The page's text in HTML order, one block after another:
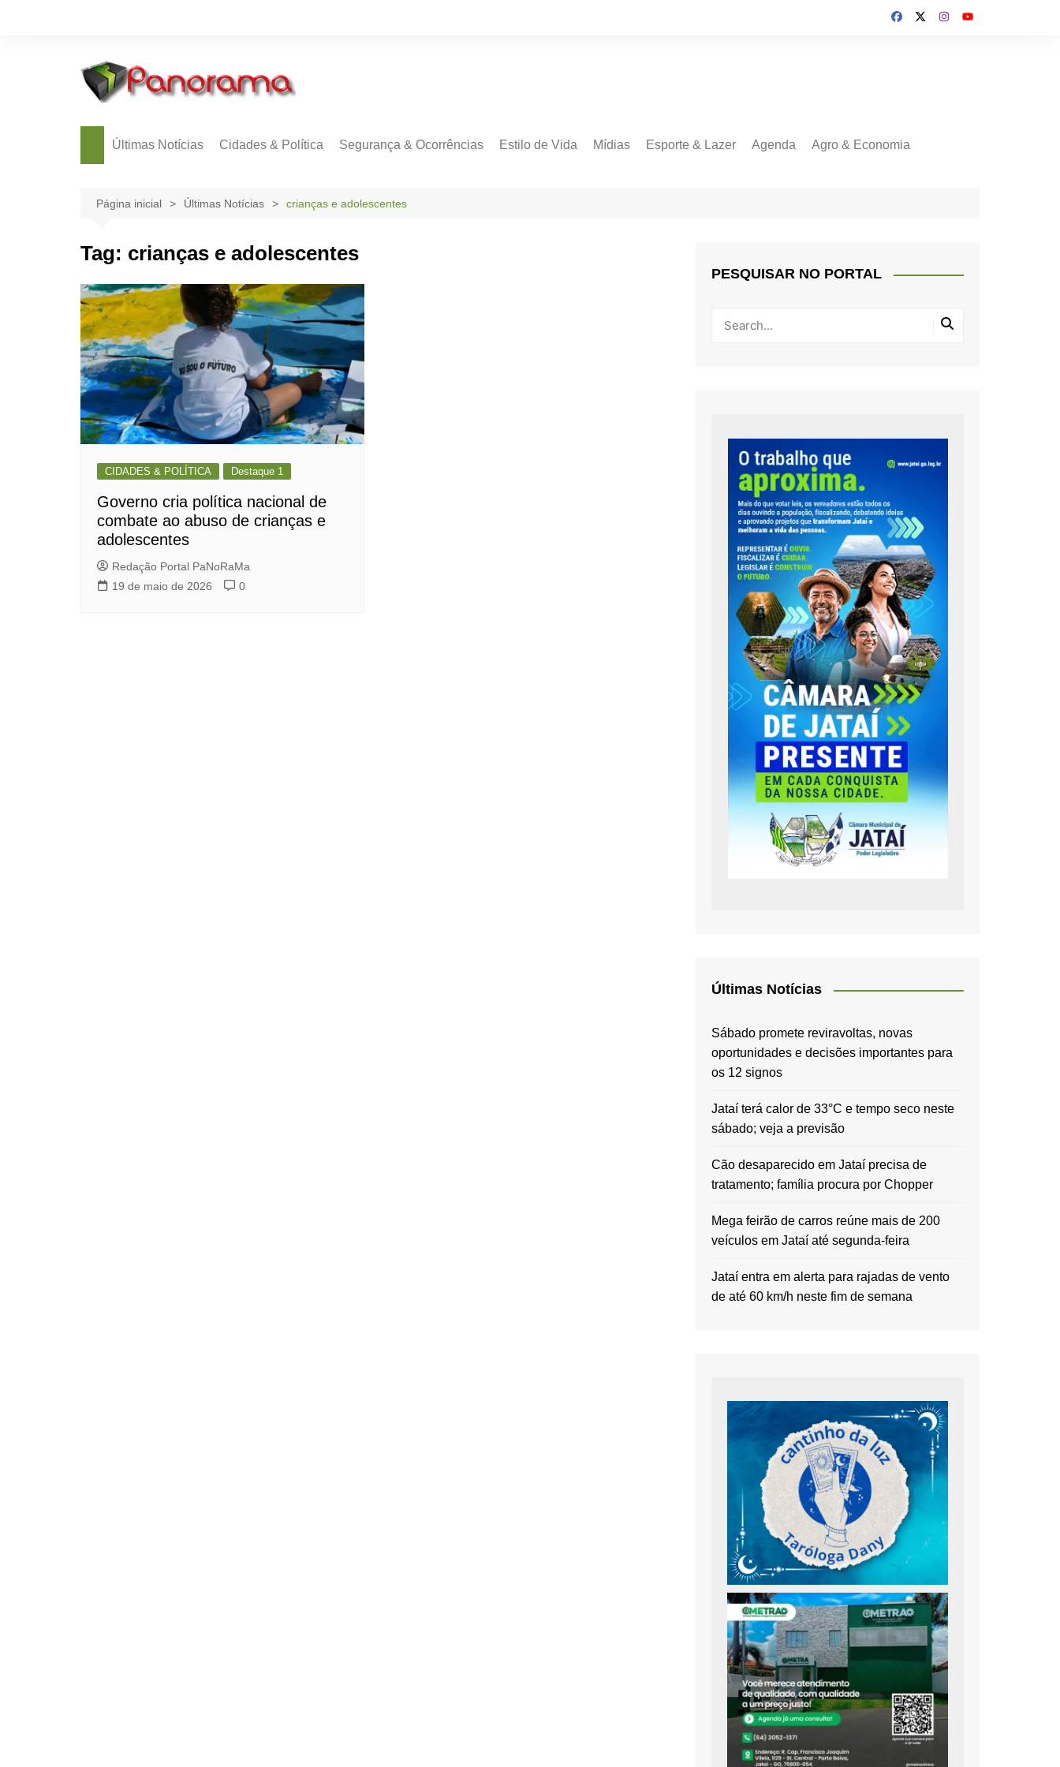
Últimas Notícias Cidades & Política Segurança & Ocorrências Estilo de Vida Mídias Esporte & Lazer Agenda Agro & Economia
Página inicial Últimas Notícias crianças e adolescentes
Tag: crianças e adolescentes
CIDADES & POLÍTICA Destaque 1
Governo cria política nacional de
combate ao abuso de crianças e
adolescentes
Redação Portal PaNoRaMa
19 de maio de 2026
0
PESQUISAR NO PORTAL
Últimas Notícias
Sábado promete reviravoltas, novas
oportunidades e decisões importantes para
os 12 signos
Jataí terá calor de 33°C e tempo seco neste
sábado; veja a previsão
Cão desaparecido em Jataí precisa de
tratamento; família procura por Chopper
Mega feirão de carros reúne mais de 200
veículos em Jataí até segunda-feira
Jataí entra em alerta para rajadas de vento
de até 60 km/h neste fim de semana